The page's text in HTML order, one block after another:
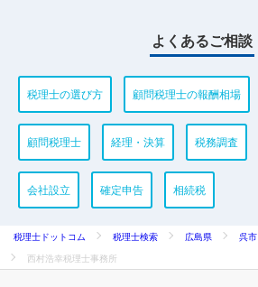
よくあるご相談
税理士の選び方 顧問税理士の報酬相場
顧問税理士 経理・決算 税務調査
会社設立 確定申告 相続税
税理士ドットコム 税理士検索 広島県 呉市
西村浩幸税理士事務所